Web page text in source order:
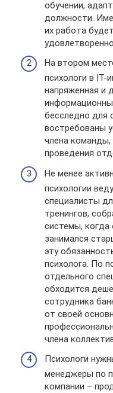
обучении,
должности.
их работа
На втором
психологи в IT-
напряженная и
бесследно для
востребованы
члена команды,
проведения
Не менее
психологии
специалисты
тренингов,
системы, когда
занимался
эту
психолога. По
отдельного
обходится
сотрудника
от своей
члена
Психологи
менеджеры по
компании –